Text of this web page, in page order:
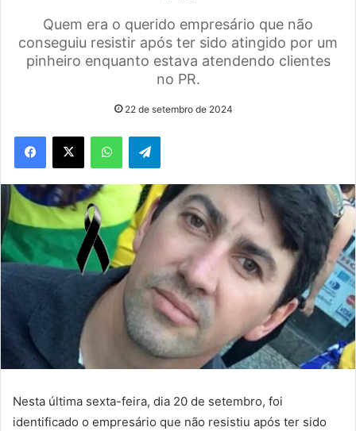
Quem era o querido empresário que não
conseguiu resistir após ter sido atingido por um
pinheiro enquanto estava atendendo clientes
no PR.
22 de setembro de 2024
WhatsAppTelegram
Nesta última sexta-feira, dia 20 de setembro, foi
identificado o empresário que não resistiu após ter sido